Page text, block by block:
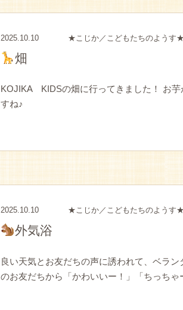
2025.10.10 ★こじか／こどもたちのようす★
畑
KOJIKA KIDSの畑に行ってきました！ お
すね♪
2025.10.10 ★こじか／こどもたちのようす★
外気浴
良い天気とお友だちの声に誘われて、ベラ
のお友だちから「かわいいー！」「ちっち